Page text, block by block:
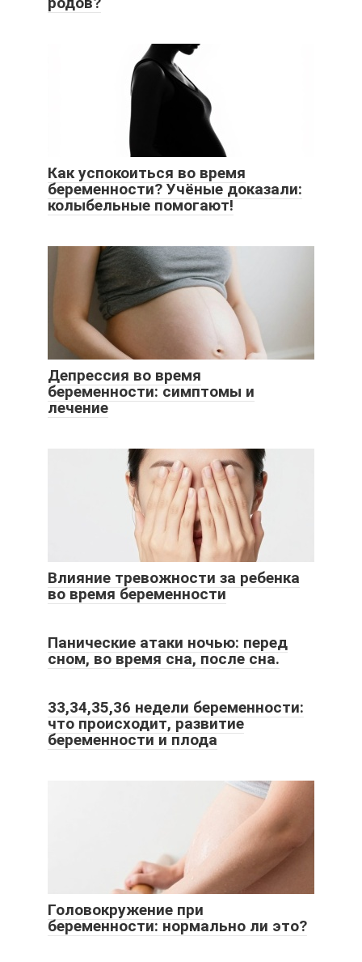
Как успокоиться во время
беременности? Учёные доказали:
колыбельные помогают!
Депрессия во время
беременности: симптомы и
лечение
Влияние тревожности за ребенка
во время беременности
Панические атаки ночью: перед
сном, во время сна, после сна.
33,34,35,36 недели беременности:
что происходит, развитие
беременности и плода
Головокружение при
беременности: нормально ли это?